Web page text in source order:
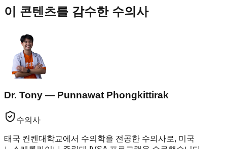
이 콘텐츠를 감수한 수의사
Dr. Tony — Punnawat Phongkittirak
수의사
태국 컨켄대학교에서 수의학을 전공한 수의사로, 미국